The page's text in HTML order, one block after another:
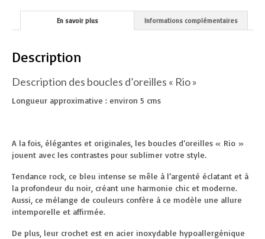
En savoir plus Informations complémentaires
Description
Description des boucles d’oreilles « Rio »
Longueur approximative : environ 5 cms
A la fois, élégantes et originales, les boucles d’oreilles « Rio »
jouent avec les contrastes pour sublimer votre style.
Tendance rock, ce bleu intense se mêle à l’argenté éclatant et à
la profondeur du noir, créant une harmonie chic et moderne.
Aussi, ce mélange de couleurs confère à ce modèle une allure
intemporelle et affirmée.
De plus, leur crochet est en acier inoxydable hypoallergénique